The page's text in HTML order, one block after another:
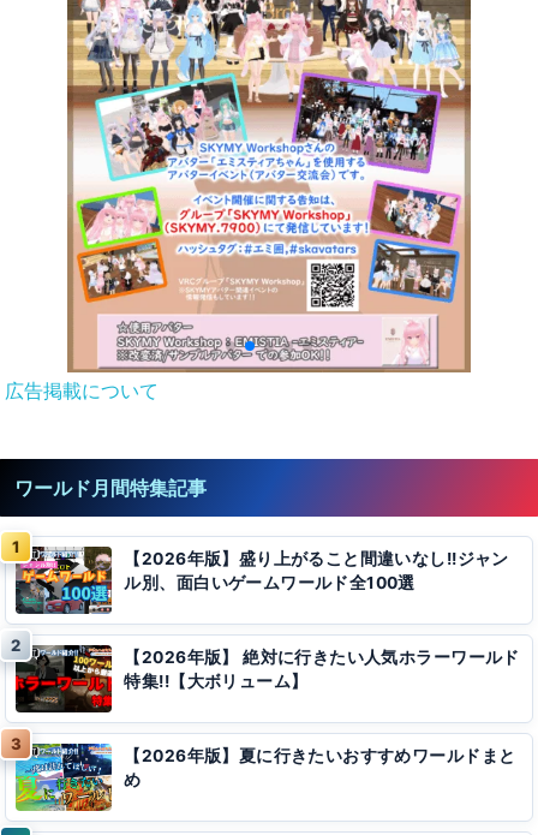
広告掲載について
ワールド月間特集記事
【2026年版】盛り上がること間違いなし!!ジャン
ル別、面白いゲームワールド全100選
【2026年版】 絶対に行きたい人気ホラーワールド
特集!!【大ボリューム】
【2026年版】夏に行きたいおすすめワールドまと
め